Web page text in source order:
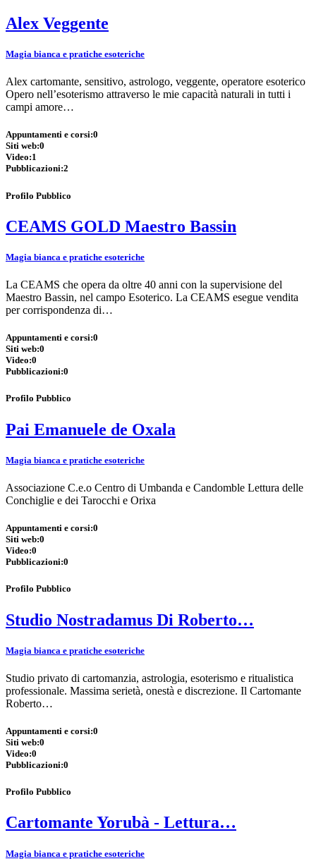
Alex Veggente
Magia bianca e pratiche esoteriche
Alex cartomante, sensitivo, astrologo, veggente, operatore esoterico
Opero nell’esoterismo attraverso le mie capacità naturali in tutti i
campi amore…
Appuntamenti e corsi:0
Siti web:0
Video:1
Pubblicazioni:2
Profilo Pubblico
CEAMS GOLD Maestro Bassin
Magia bianca e pratiche esoteriche
La CEAMS che opera da oltre 40 anni con la supervisione del
Maestro Bassin, nel campo Esoterico. La CEAMS esegue vendita
per corrispondenza di…
Appuntamenti e corsi:0
Siti web:0
Video:0
Pubblicazioni:0
Profilo Pubblico
Pai Emanuele de Oxala
Magia bianca e pratiche esoteriche
Associazione C.e.o Centro di Umbanda e Candomble Lettura delle
Conchiglie e dei Tarocchi e Orixa
Appuntamenti e corsi:0
Siti web:0
Video:0
Pubblicazioni:0
Profilo Pubblico
Studio Nostradamus Di Roberto…
Magia bianca e pratiche esoteriche
Studio privato di cartomanzia, astrologia, esoterismo e ritualistica
professionale. Massima serietà, onestà e discrezione. Il Cartomante
Roberto…
Appuntamenti e corsi:0
Siti web:0
Video:0
Pubblicazioni:0
Profilo Pubblico
Cartomante Yorubà - Lettura…
Magia bianca e pratiche esoteriche